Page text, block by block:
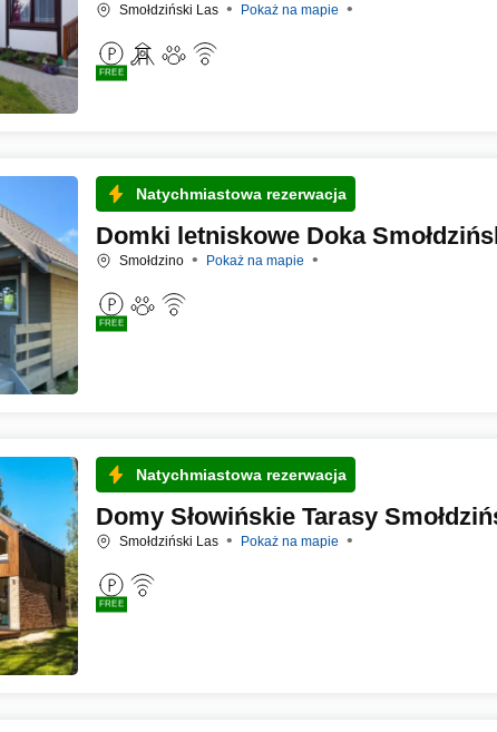
Smołdziński Las Pokaż na mapie
FREE
Natychmiastowa rezerwacja
Domki letniskowe Doka
Smołdzino Pokaż na mapie
FREE
Natychmiastowa rezerwacja
Domy Słowińskie Tarasy
Smołdziński Las Pokaż na mapie
FREE